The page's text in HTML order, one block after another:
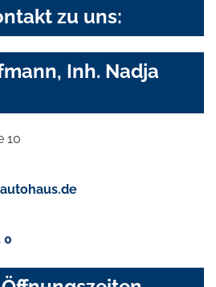
zu uns:
Inh. Nadja
10
0